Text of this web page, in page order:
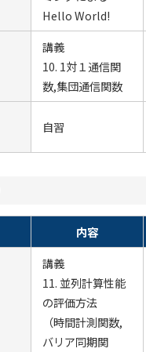
Hello World!
講義
10. 1対１通信関
数,集団通信関数
自習
内容
講義
11. 並列計算性能
の評価方法
（時間計測関数,
バリア同期関